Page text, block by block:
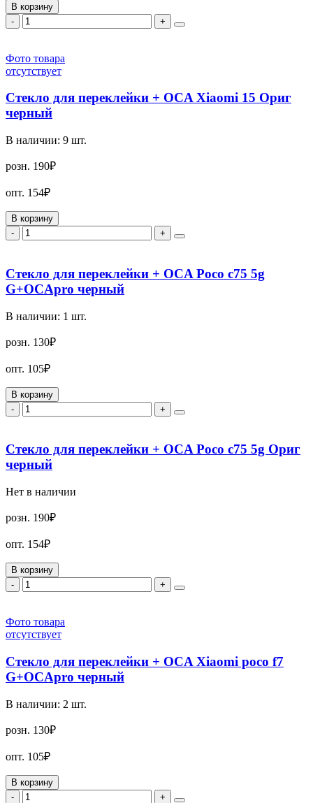
В корзину
-
+
Фото товара
отсутствует
Стекло для переклейки + OCA Xiaomi 15 Ориг
черный
В наличии: 9 шт.
розн. 190₽
опт. 154₽
В корзину
-
+
Стекло для переклейки + OCA Poco c75 5g
G+OCApro черный
В наличии: 1 шт.
розн. 130₽
опт. 105₽
В корзину
-
+
Стекло для переклейки + OCA Poco c75 5g Ориг
черный
Нет в наличии
розн. 190₽
опт. 154₽
В корзину
-
+
Фото товара
отсутствует
Стекло для переклейки + OCA Xiaomi poco f7
G+OCApro черный
В наличии: 2 шт.
розн. 130₽
опт. 105₽
В корзину
-
+